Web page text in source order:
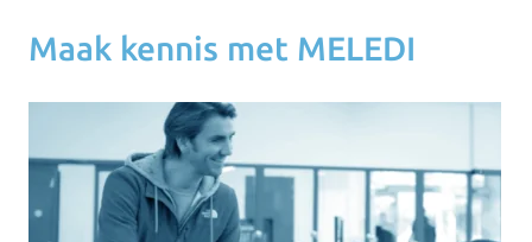
Maak kennis met MELEDI